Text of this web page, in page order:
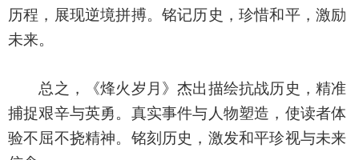
历程，展现逆境拼搏。铭记历史，珍惜和平，激励
未来。
总之，《烽火岁月》杰出描绘抗战历史，精准
捕捉艰辛与英勇。真实事件与人物塑造，使读者体
验不屈不挠精神。铭刻历史，激发和平珍视与未来